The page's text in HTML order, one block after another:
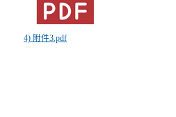
4) 附件3.pdf